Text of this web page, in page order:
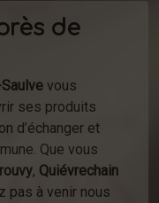
de
vous
ses produits
d’échanger et
Que vous
, Quiévrechain
pas à venir nous